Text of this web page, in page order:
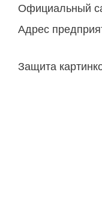
Официальный
Адрес
Защита